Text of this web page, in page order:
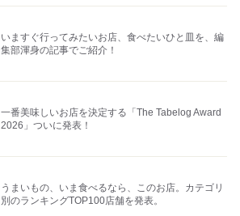
いますぐ行ってみたいお店、食べたいひと皿を、編
集部渾身の記事でご紹介！
一番美味しいお店を決定する「The Tabelog Award
2026」ついに発表！
うまいもの、いま食べるなら、このお店。カテゴリ
別のランキングTOP100店舗を発表。